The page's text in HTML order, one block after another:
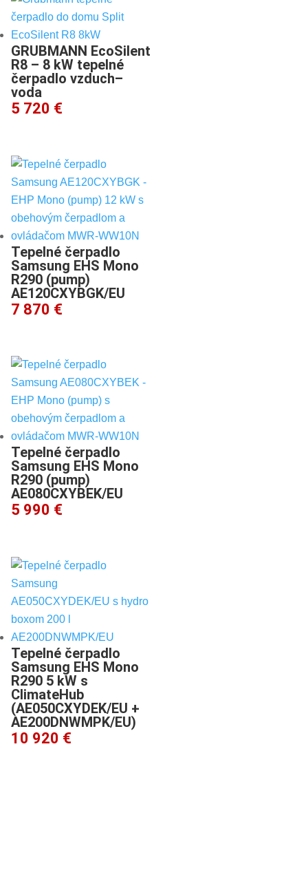
čerpadlo vzduch–
voda
5 720 €
Tepelné čerpadlo
Samsung EHS Mono
R290 (pump)
AE120CXYBGK/EU
7 870 €
Tepelné čerpadlo
Samsung EHS Mono
R290 (pump)
AE080CXYBEK/EU
5 990 €
Tepelné čerpadlo
Samsung EHS Mono
R290 5 kW s
ClimateHub
(AE050CXYDEK/EU +
AE200DNWMPK/EU)
10 920 €